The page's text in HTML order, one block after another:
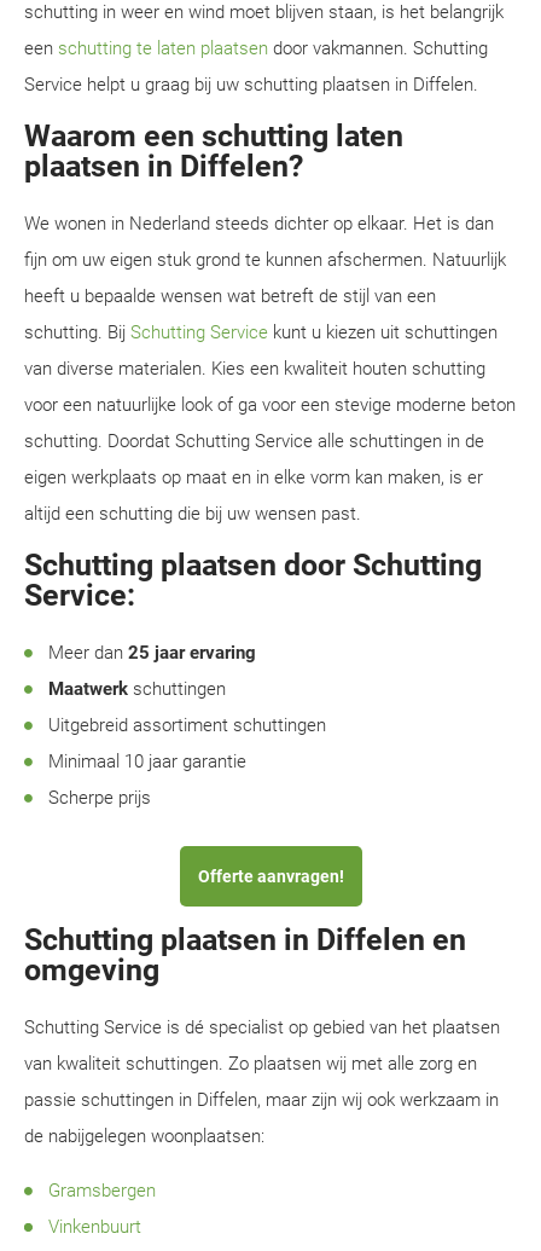
schutting in weer en wind moet blijven staan, is het belangrijk
een schutting te laten plaatsen door vakmannen. Schutting
Service helpt u graag bij uw schutting plaatsen in Diffelen.
Waarom een schutting laten
plaatsen in Diffelen?
We wonen in Nederland steeds dichter op elkaar. Het is dan
fijn om uw eigen stuk grond te kunnen afschermen. Natuurlijk
heeft u bepaalde wensen wat betreft de stijl van een
schutting. Bij Schutting Service kunt u kiezen uit schuttingen
van diverse materialen. Kies een kwaliteit houten schutting
voor een natuurlijke look of ga voor een stevige moderne beton
schutting. Doordat Schutting Service alle schuttingen in de
eigen werkplaats op maat en in elke vorm kan maken, is er
altijd een schutting die bij uw wensen past.
Schutting plaatsen door Schutting
Service:
Meer dan 25 jaar ervaring
Maatwerk schuttingen
Uitgebreid assortiment schuttingen
Minimaal 10 jaar garantie
Scherpe prijs
Offerte aanvragen!
Schutting plaatsen in Diffelen en
omgeving
Schutting Service is dé specialist op gebied van het plaatsen
van kwaliteit schuttingen. Zo plaatsen wij met alle zorg en
passie schuttingen in Diffelen, maar zijn wij ook werkzaam in
de nabijgelegen woonplaatsen:
Gramsbergen
Vinkenbuurt